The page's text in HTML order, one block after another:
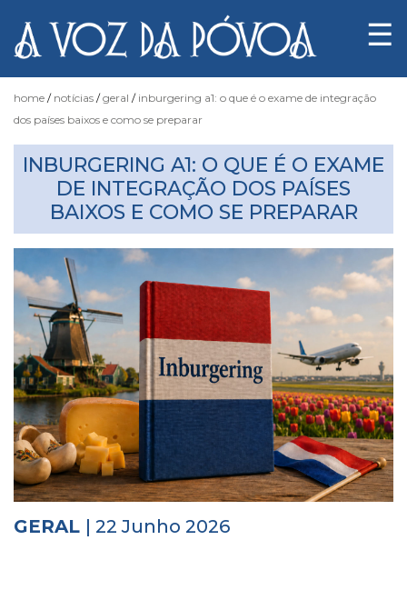
Notícias
Fotógrafo
do
Acaso
Luas
e
Marés
Histórico
Vídeos
Contactos
☰
home notícias geral
inburgering a1: o que é o exame de integração
dos países baixos e como se preparar
INBURGERING A1: O QUE É O EXAME
DE INTEGRAÇÃO DOS PAÍSES
BAIXOS E COMO SE PREPARAR
GERAL | 22 Junho 2026